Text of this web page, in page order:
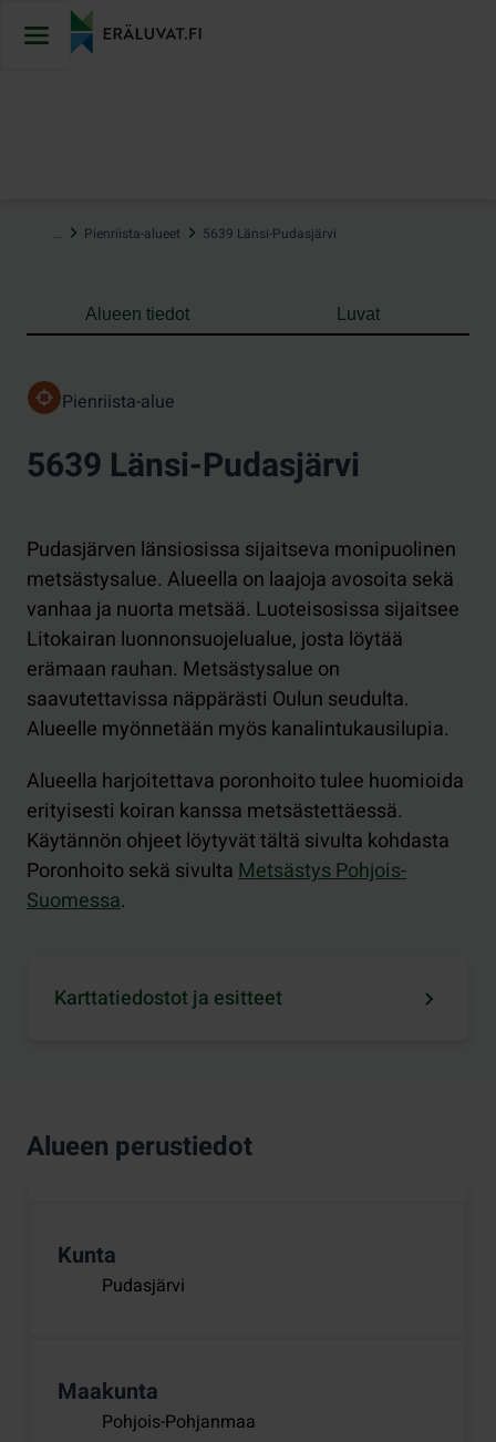
sisältöön
… Pienriista-alueet 5639 Länsi-Pudasjärvi
Alueen tiedot Luvat
Pienriista-alue
5639 Länsi-Pudasjärvi
Pudasjärven länsiosissa sijaitseva monipuolinen
metsästysalue. Alueella on laajoja avosoita sekä
vanhaa ja nuorta metsää. Luoteisosissa sijaitsee
Litokairan luonnonsuojelualue, josta löytää
erämaan rauhan. Metsästysalue on
saavutettavissa näppärästi Oulun seudulta.
Alueelle myönnetään myös kanalintukausilupia.
Alueella harjoitettava poronhoito tulee huomioida
erityisesti koiran kanssa metsästettäessä.
Käytännön ohjeet löytyvät tältä sivulta kohdasta
Poronhoito sekä sivultaMetsästys Pohjois-
Suomessa.
Karttatiedostot ja esitteet
Alueen perustiedot
Kunta
Pudasjärvi
Maakunta
Pohjois-Pohjanmaa